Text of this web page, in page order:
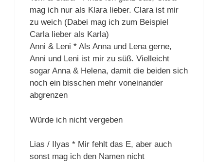
mag ich nur als Klara lieber. Clara ist mir
zu weich (Dabei mag ich zum Beispiel
Carla lieber als Karla)
Anni & Leni * Als Anna und Lena gerne,
Anni und Leni ist mir zu süß. Vielleicht
sogar Anna & Helena, damit die beiden sich
noch ein bisschen mehr voneinander
abgrenzen
Würde ich nicht vergeben
Lias / Ilyas * Mir fehlt das E, aber auch
sonst mag ich den Namen nicht